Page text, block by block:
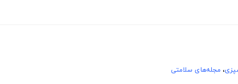
، مجله‌های سلامتی